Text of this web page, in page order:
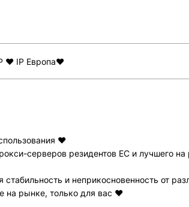
♥ IP Европа❤️
❤️
серверов резидентов ЕС и лучшего
и неприкосновенность от
на рынке, только для вас ❤️